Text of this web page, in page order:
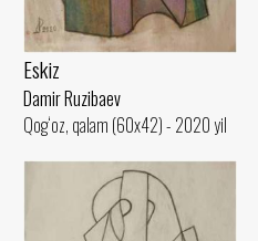
Eskiz
Damir Ruzibaev
Qog‘oz, qalam (60x42) - 2020 yil